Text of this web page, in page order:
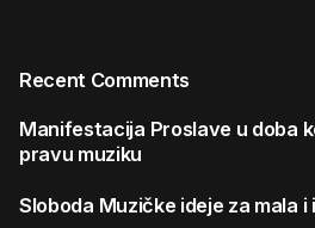
Recent Comments
Manifestacija Proslave u doba
pravu muziku
Sloboda Muzičke ideje za mala